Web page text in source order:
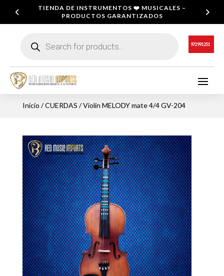
TIENDA DE INSTRUMENTOS ❤️ MUSICALES –
PRODUCTOS GARANTIZADOS
productos
972 991 251
Inicio /CUERDAS / Violín MELODY mate 4/4 GV-204